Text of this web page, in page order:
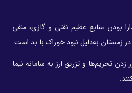
بودن منابع عظیم نفتی و گازی، منفی
زمستان به‌دلیل نبود خوراک با بد است.
تحریم‌ها و تزریق ارز به سامانه نیما